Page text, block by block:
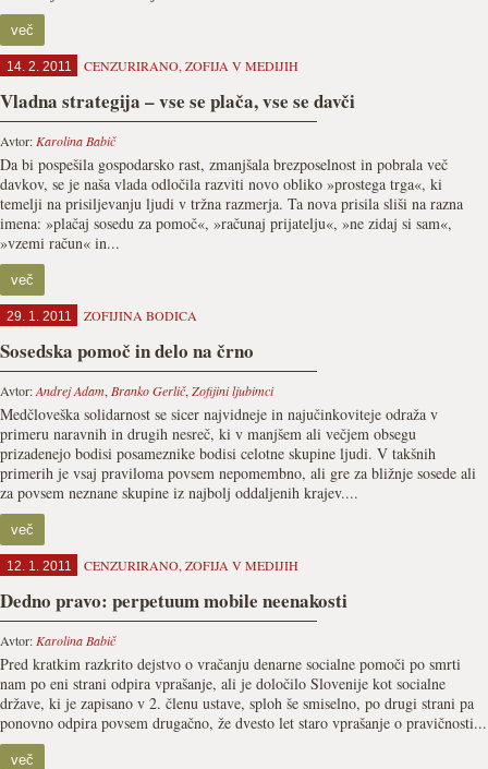
več
14. 2. 2011 CENZURIRANO, ZOFIJA V MEDIJIH
Vladna strategija – vse se plača, vse se davči
Avtor: Karolina Babič
Da bi pospešila gospodarsko rast, zmanjšala brezposelnost in pobrala več
davkov, se je naša vlada odločila razviti novo obliko »prostega trga«, ki
temelji na prisiljevanju ljudi v tržna razmerja. Ta nova prisila sliši na razna
imena: »plačaj sosedu za pomoč«, »računaj prijatelju«, »ne zidaj si sam«,
»vzemi račun« in...
več
29. 1. 2011 ZOFIJINA BODICA
Sosedska pomoč in delo na črno
Avtor:Andrej Adam, Branko Gerlič, Zofijini ljubimci
Medčloveška solidarnost se sicer najvidneje in najučinkoviteje odraža v
primeru naravnih in drugih nesreč, ki v manjšem ali večjem obsegu
prizadenejo bodisi posameznike bodisi celotne skupine ljudi. V takšnih
primerih je vsaj praviloma povsem nepomembno, ali gre za bližnje sosede ali
za povsem neznane skupine iz najbolj oddaljenih krajev....
več
12. 1. 2011 CENZURIRANO, ZOFIJA V MEDIJIH
Dedno pravo: perpetuum mobile neenakosti
Avtor: Karolina Babič
Pred kratkim razkrito dejstvo o vračanju denarne socialne pomoči po smrti
nam po eni strani odpira vprašanje, ali je določilo Slovenije kot socialne
države, ki je zapisano v 2. členu ustave, sploh še smiselno, po drugi strani pa
ponovno odpira povsem drugačno, že dvesto let staro vprašanje o pravičnosti...
več